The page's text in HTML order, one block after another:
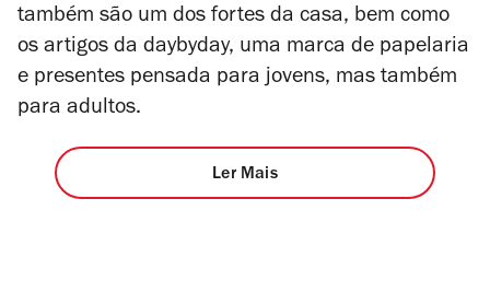
também são um dos fortes da casa, bem como
os artigos da daybyday, uma marca de papelaria
e presentes pensada para jovens, mas também
para adultos.
Ler Mais